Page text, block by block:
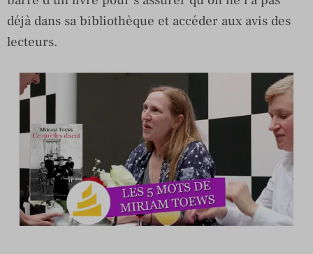
déjà dans sa bibliothèque et accéder aux avis des
lecteurs.